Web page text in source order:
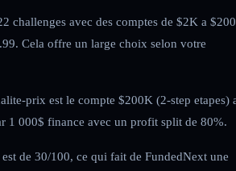
challenges avec des comptes de $2K a
Cela offre un large choix selon votre
prix est le compte $200K (2-step etapes)
1 000$ finance avec un profit split de 80%.
de 30/100, ce qui fait de FundedNext une